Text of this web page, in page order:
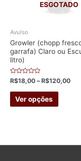
chosen
page
ESGOTADO
Avulso
Growler (chopp
garrafa) Claro ou
litro)
Avaliação
0
de
R$18,00 –R$120,00
Ver opções
This
product